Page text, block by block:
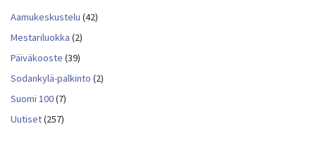
Aamukeskustelu (42)
Mestariluokka (2)
Päiväkooste (39)
Sodankylä-palkinto (2)
Suomi 100(7)
Uutiset(257)